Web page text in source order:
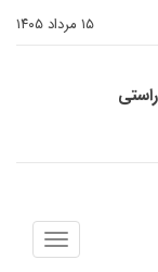
۱۵ مرداد ۱۴۰۵
با قید فوریت پیگیری
نمایش
منو